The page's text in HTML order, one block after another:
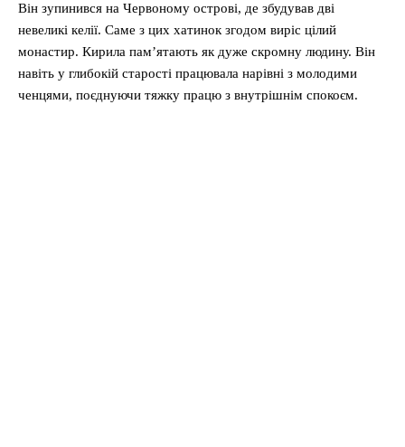
Він зупинився на Червоному острові, де збудував дві
невеликі келії. Саме з цих хатинок згодом виріс цілий
монастир. Кирила пам’ятають як дуже скромну людину. Він
навіть у глибокій старості працювала нарівні з молодими
ченцями, поєднуючи тяжку працю з внутрішнім спокоєм.